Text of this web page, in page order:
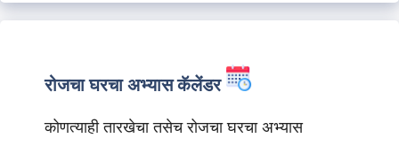
रोजचा घरचा अभ्यास कॅलेंडर
कोणत्याही तारखेचा तसेच रोजचा घरचा अभ्यास